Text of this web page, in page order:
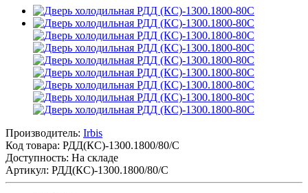
Производитель: Irbis
Код товара: РДД(КС)-1300.1800/80/С
Доступность: На складе
Артикул: РДД(КС)-1300.1800/80/С